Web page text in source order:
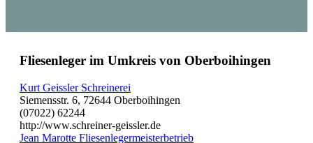
Fliesenleger im Umkreis von Oberboihingen
Kurt Geissler Schreinerei
Siemensstr. 6, 72644 Oberboihingen
(07022) 62244
http://www.schreiner-geissler.de
Jean Marotte Fliesenlegermeisterbetrieb